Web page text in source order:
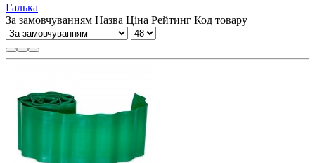
Галька
За замовчуванням Назва Ціна Рейтинг Код товару